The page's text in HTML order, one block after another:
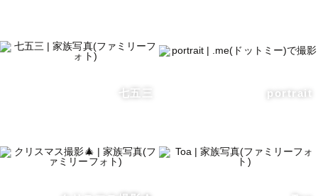
で「撮りたいポージング」や「使いたい小道具」などご要
七五三 portrait